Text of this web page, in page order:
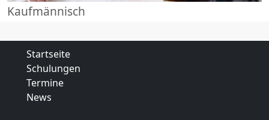
Kaufmännisch
Startseite
Schulungen
Termine
News